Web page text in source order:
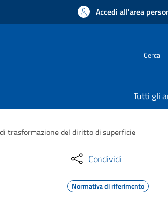
Accedi all'area
Cerca
Tutti gli
trasformazione del diritto di superficie
Condividi
Normativa di riferimento